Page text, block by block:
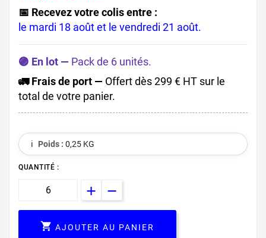
📅 Recevez votre colis entre :
le mardi 18 août et le vendredi 21 août.
🟣 En lot — Pack de 6 unités.
🚛 Frais de port — Offert dès 299 € HT sur le
total de votre panier.
ℹ️ Poids : 0,25 KG
QUANTITÉ :
 AJOUTER AU PANIER